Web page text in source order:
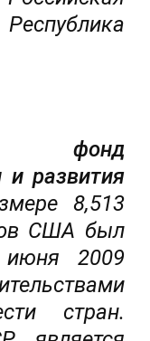
фонд
и развития
8,513
США был
2009
стран.